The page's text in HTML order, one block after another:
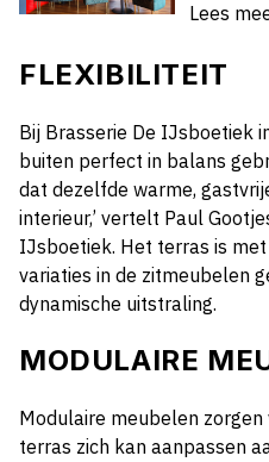
Lees
FLEXIBILITEIT
Bij Brasserie De IJsboetiek
buiten perfect in balans
dat dezelfde warme,
interieur,’ vertelt Paul
IJsboetiek. Het terras is
variaties in de zitmeubelen
dynamische uitstraling.
MODULAIRE
Modulaire meubelen
terras zich kan aanpassen